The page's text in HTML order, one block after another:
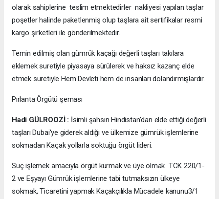
olarak sahiplerine teslim etmektedirler nakliyesi yapılan taşlar
poşetler halinde paketlenmiş olup taşlara ait sertifikalar resmi
kargo şirketleri ile gönderilmektedir.
Temin edilmiş olan gümrük kaçağı değerli taşları takılara
eklemek suretiyle piyasaya sürülerek ve haksız kazanç elde
etmek suretiyle Hem Devleti hem de insanları dolandırmışlardır.
Pırlanta Örgütü şeması
Hadi GÜLROOZİ : İsimli şahsın Hindistan'dan elde ettiği değerli
taşları Dubai'ye giderek aldığı ve ülkemize gümrük işlemlerine
sokmadan Kaçak yollarla soktuğu örgüt lideri.
Suç işlemek amacıyla örgüt kurmak ve üye olmak TCK 220/1-
2 ve Eşyayı Gümrük işlemlerine tabi tutmaksızın ülkeye
sokmak, Ticaretini yapmak Kaçakçılıkla Mücadele kanunu3/1